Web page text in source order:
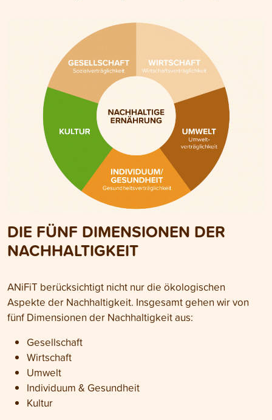
DIE FÜNF DIMENSIONEN DER
NACHHALTIGKEIT
ANiFiT berücksichtigt nicht nur die ökologischen
Aspekte der Nachhaltigkeit. Insgesamt gehen wir von
fünf Dimensionen der Nachhaltigkeit aus:
Gesellschaft
Wirtschaft
Umwelt
Individuum & Gesundheit
Kultur